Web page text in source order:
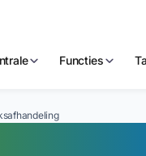
Functies